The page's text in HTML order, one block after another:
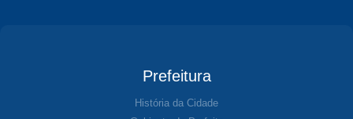
Prefeitura
História da Cidade